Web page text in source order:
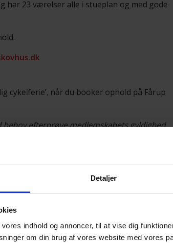
Detaljer
indhold og annoncer, til at vise dig
om din brug af vores website med vores
har 23 værelser alle i stueplan og med gode
cykelferie’, når du booker ophold på Fårup
behov efterprøve medlemskabets gyldighed.